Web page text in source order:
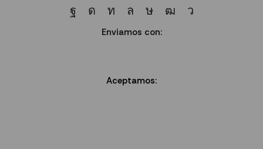
Enviamos con:
Aceptamos: